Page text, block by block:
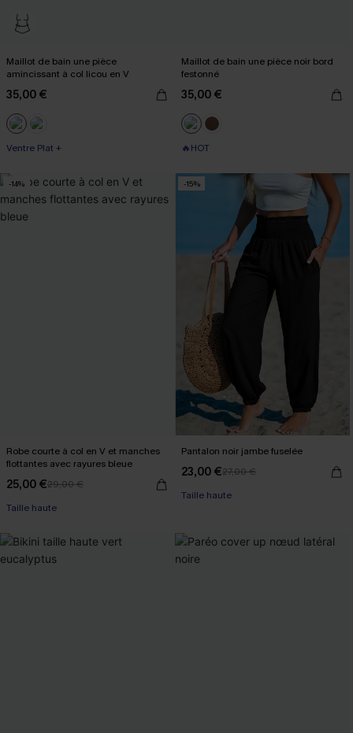
Maillot de bain une pièce
amincissant à col licou en V
35,00 €
Ventre Plat +
Maillot de bain une pièce noir bord
festonné
35,00 €
🔥HOT
-14%
Robe courte à col en V et manches
flottantes avec rayures bleue
25,00 €29,00 €
Taille haute
-15%
Pantalon noir jambe fuselée
23,00 €27,00 €
Taille haute